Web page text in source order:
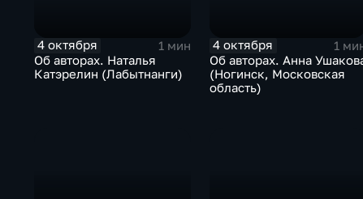
4 октября
1 мин
Об авторах. Наталья
Катэрелин (Лабытнанги)
4 октября
1
Об авторах. Анна
(Ногинск, Московская
область)